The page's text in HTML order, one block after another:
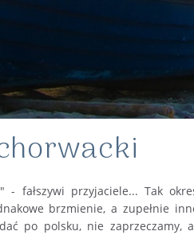
- fałszywi przyjaciele... Tak
brzmienie, a zupełnie
po polsku, nie zaprzeczamy,